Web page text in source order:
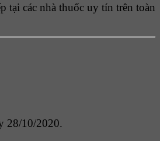
tại các nhà thuốc uy tín trên toàn
28/10/2020.